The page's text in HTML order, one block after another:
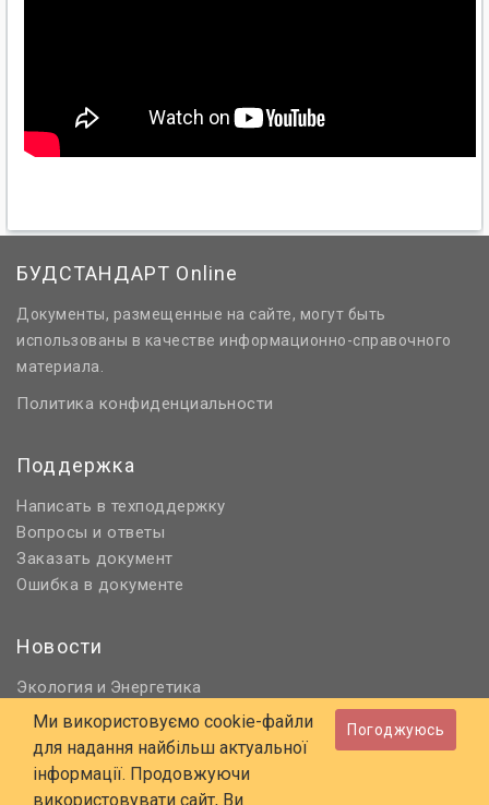
БУДСТАНДАРТ Online
Документы, размещенные на сайте, могут быть
использованы в качестве информационно-справочного
материала.
Политика конфиденциальности
Поддержка
Написать в техподдержку
Вопросы и ответы
Заказать документ
Ошибка в документе
Новости
Экология и Энергетика
Нормативное регулирование
Строительство и проектирование
Охрана труда и ПБ
Ми використовуємо cookie-файли
для надання найбільш актуальної
інформації. Продовжуючи
використовувати сайт, Ви
Погоджуюсь